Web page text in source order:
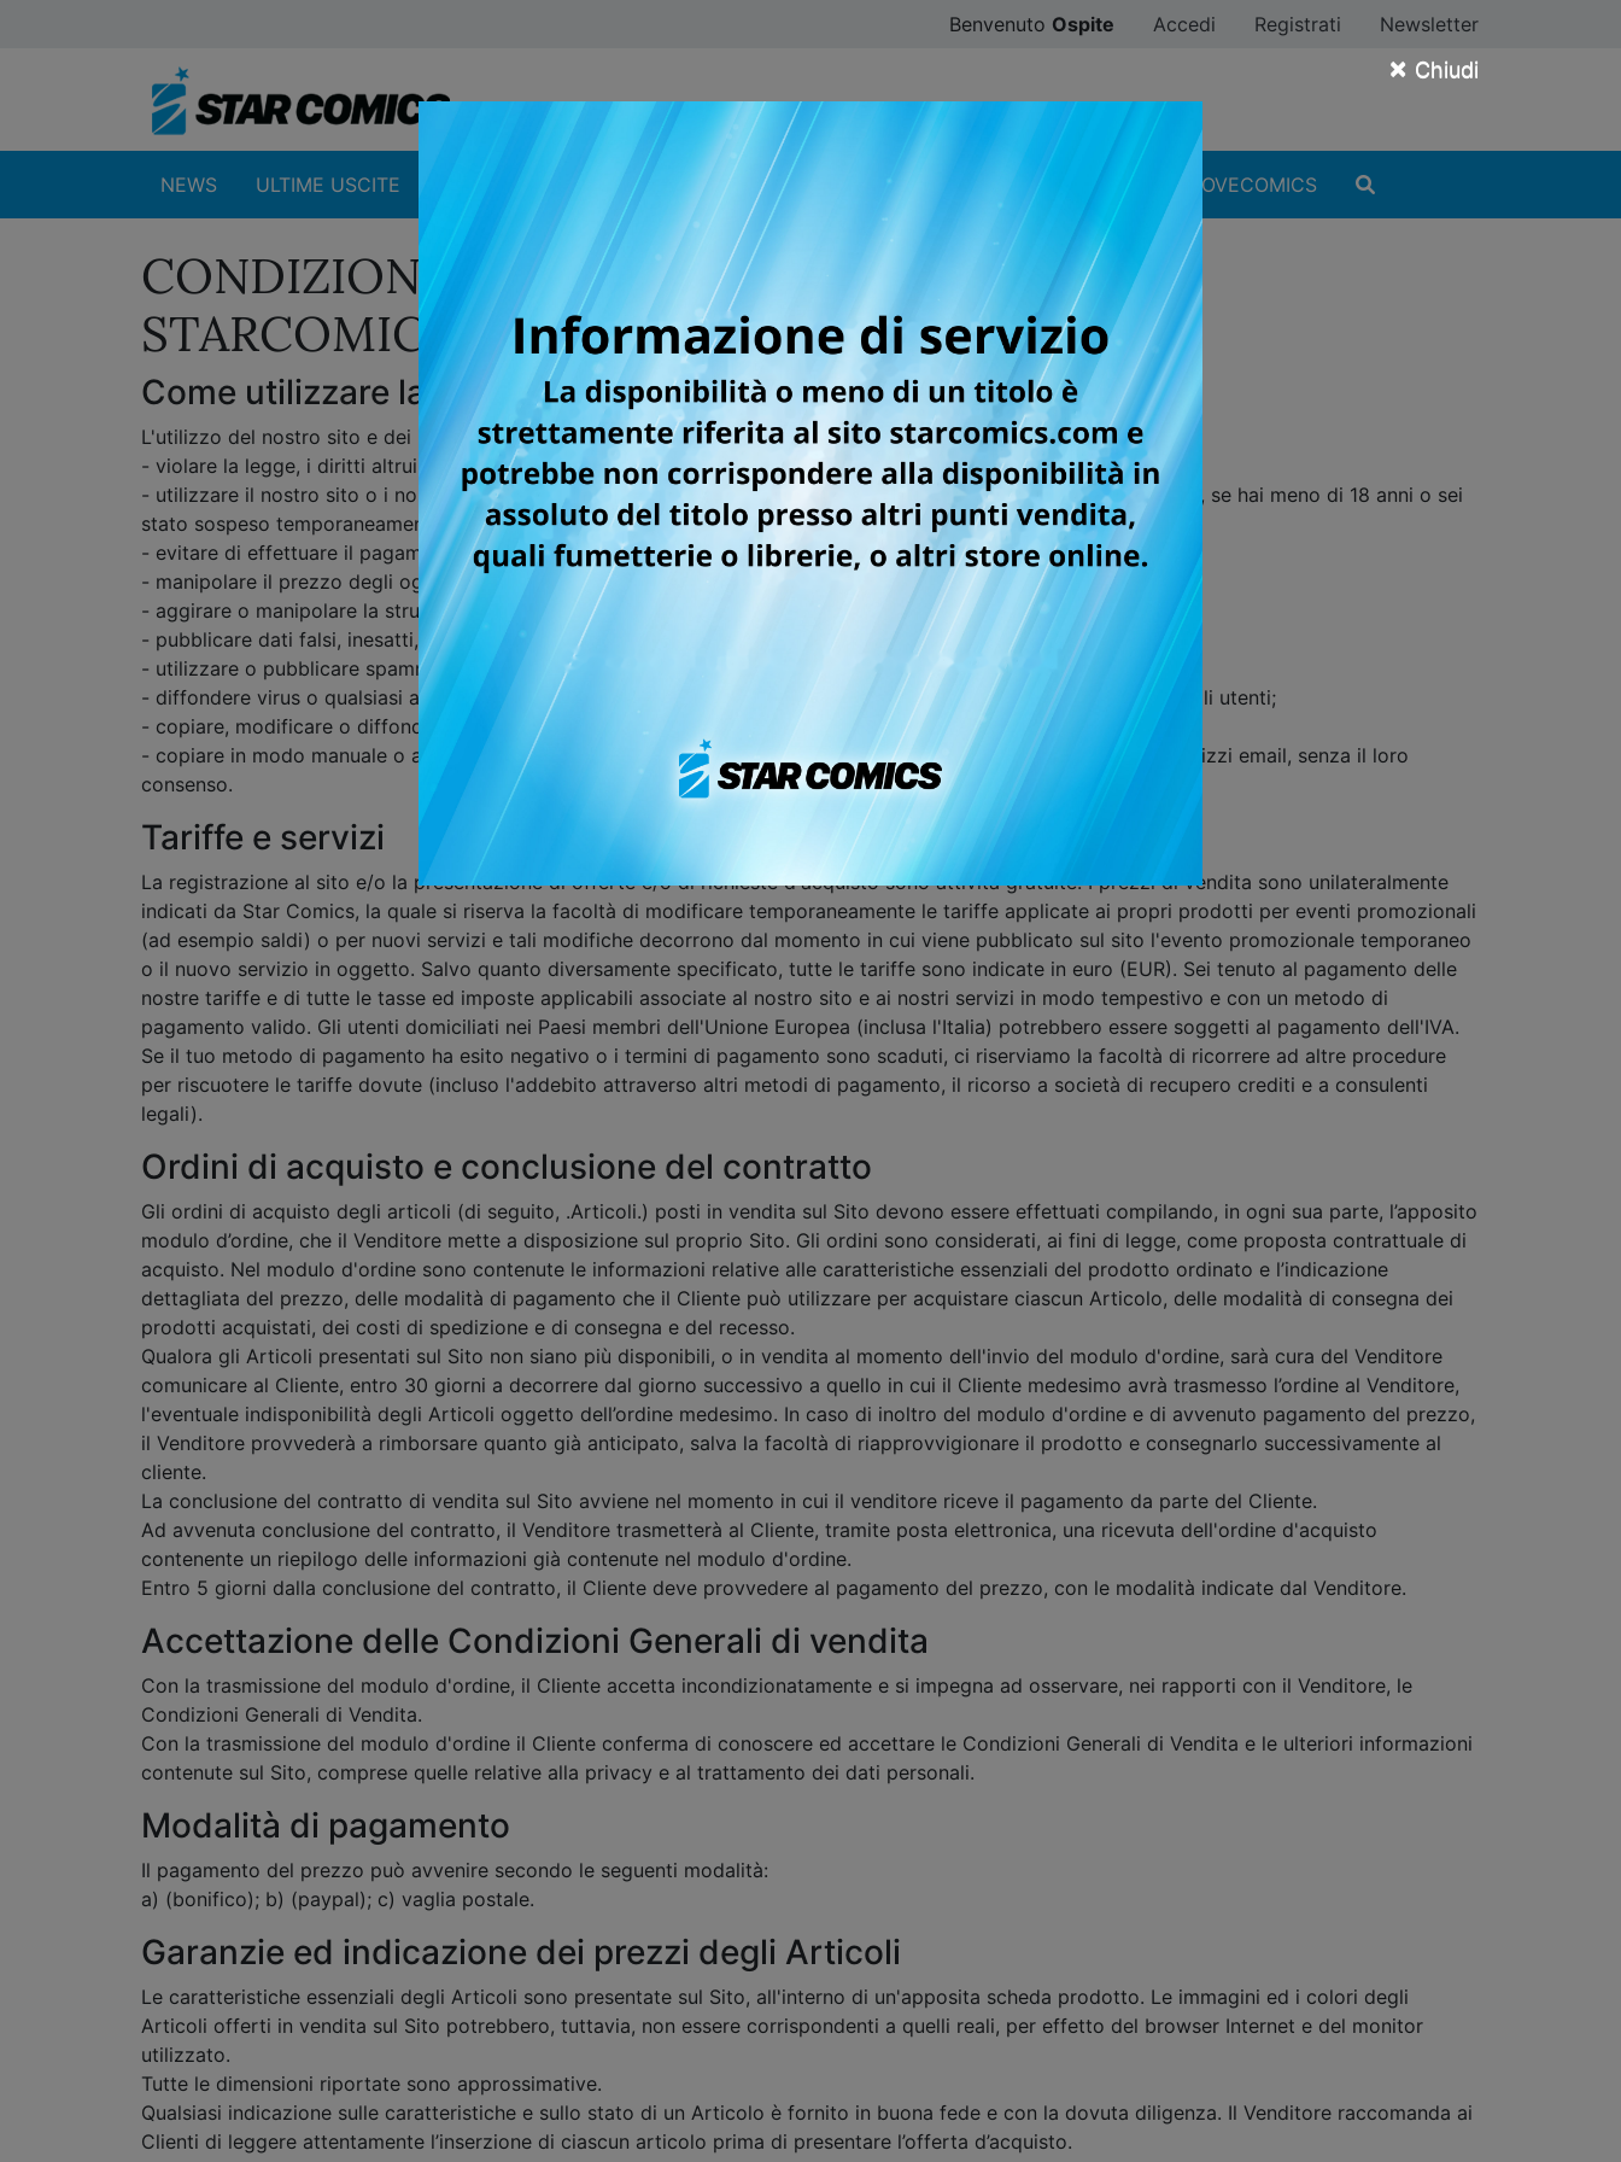
× Chiudi
Benvenuto Ospite Accedi Registrati Newsletter
NEWS ULTIME USCITE CATALOGO SFOGLIA ONLINE DIGISTAR #ILOVEMANGA #ILOVECOMICS
CONDIZIONI GENERALI DI VENDITA SITO
STARCOMICS.COM
Come utilizzare la piattaforma
L'utilizzo del nostro sito e dei nostri servizi comporta il divieto di:
- violare la legge, i diritti altrui o le nostre regole;
- utilizzare il nostro sito o i nostri servizi se non hai la capacità di agire e di stipulare contratti legalmente vincolanti, se hai meno di 18 anni o sei
stato sospeso temporaneamente o definitivamente dal nostro sito;
- evitare di effettuare il pagamento degli oggetti acquistati;
- manipolare il prezzo degli oggetti o interferire con le inserzioni di altri utenti;
- aggirare o manipolare la struttura delle tariffe, l'elaborazione della fatturazione o le tariffe dovute;
- pubblicare dati falsi, inesatti, fuorvianti, diffamatori o calunniosi (comprese le informazioni personali);
- utilizzare o pubblicare spamming, messaggi a catena o schemi di vendita piramidale;
- diffondere virus o qualsiasi altra tecnologia volta a danneggiare il sito oppure gli interessi o diritti di proprietà degli utenti;
- copiare, modificare o diffondere il contenuto del sito o i diritti di proprietà intellettuale e i marchi registrati;
- copiare in modo manuale o automatico o raccogliere in qualsiasi modo informazioni sugli utenti, compresi gli indirizzi email, senza il loro
consenso.
Tariffe e servizi
La registrazione al sito e/o la presentazione di offerte e/o di richieste d'acquisto sono attività gratuite. I prezzi di vendita sono unilateralmente
indicati da Star Comics, la quale si riserva la facoltà di modificare temporaneamente le tariffe applicate ai propri prodotti per eventi promozionali
(ad esempio saldi) o per nuovi servizi e tali modifiche decorrono dal momento in cui viene pubblicato sul sito l'evento promozionale temporaneo
o il nuovo servizio in oggetto. Salvo quanto diversamente specificato, tutte le tariffe sono indicate in euro (EUR). Sei tenuto al pagamento delle
nostre tariffe e di tutte le tasse ed imposte applicabili associate al nostro sito e ai nostri servizi in modo tempestivo e con un metodo di
pagamento valido. Gli utenti domiciliati nei Paesi membri dell'Unione Europea (inclusa l'Italia) potrebbero essere soggetti al pagamento dell'IVA.
Se il tuo metodo di pagamento ha esito negativo o i termini di pagamento sono scaduti, ci riserviamo la facoltà di ricorrere ad altre procedure
per riscuotere le tariffe dovute (incluso l'addebito attraverso altri metodi di pagamento, il ricorso a società di recupero crediti e a consulenti
legali).
Ordini di acquisto e conclusione del contratto
Gli ordini di acquisto degli articoli (di seguito, .Articoli.) posti in vendita sul Sito devono essere effettuati compilando, in ogni sua parte, l’apposito
modulo d’ordine, che il Venditore mette a disposizione sul proprio Sito. Gli ordini sono considerati, ai fini di legge, come proposta contrattuale di
acquisto. Nel modulo d'ordine sono contenute le informazioni relative alle caratteristiche essenziali del prodotto ordinato e l’indicazione
dettagliata del prezzo, delle modalità di pagamento che il Cliente può utilizzare per acquistare ciascun Articolo, delle modalità di consegna dei
prodotti acquistati, dei costi di spedizione e di consegna e del recesso.
Qualora gli Articoli presentati sul Sito non siano più disponibili, o in vendita al momento dell'invio del modulo d'ordine, sarà cura del Venditore
comunicare al Cliente, entro 30 giorni a decorrere dal giorno successivo a quello in cui il Cliente medesimo avrà trasmesso l’ordine al Venditore,
l'eventuale indisponibilità degli Articoli oggetto dell’ordine medesimo. In caso di inoltro del modulo d'ordine e di avvenuto pagamento del prezzo,
il Venditore provvederà a rimborsare quanto già anticipato, salva la facoltà di riapprovvigionare il prodotto e consegnarlo successivamente al
cliente.
La conclusione del contratto di vendita sul Sito avviene nel momento in cui il venditore riceve il pagamento da parte del Cliente.
Ad avvenuta conclusione del contratto, il Venditore trasmetterà al Cliente, tramite posta elettronica, una ricevuta dell'ordine d'acquisto
contenente un riepilogo delle informazioni già contenute nel modulo d'ordine.
Entro 5 giorni dalla conclusione del contratto, il Cliente deve provvedere al pagamento del prezzo, con le modalità indicate dal Venditore.
Accettazione delle Condizioni Generali di vendita
Con la trasmissione del modulo d'ordine, il Cliente accetta incondizionatamente e si impegna ad osservare, nei rapporti con il Venditore, le
Condizioni Generali di Vendita.
Con la trasmissione del modulo d'ordine il Cliente conferma di conoscere ed accettare le Condizioni Generali di Vendita e le ulteriori informazioni
contenute sul Sito, comprese quelle relative alla privacy e al trattamento dei dati personali.
Modalità di pagamento
Il pagamento del prezzo può avvenire secondo le seguenti modalità:
a) (bonifico); b) (paypal); c) vaglia postale.
Garanzie ed indicazione dei prezzi degli Articoli
Le caratteristiche essenziali degli Articoli sono presentate sul Sito, all'interno di un'apposita scheda prodotto. Le immagini ed i colori degli
Articoli offerti in vendita sul Sito potrebbero, tuttavia, non essere corrispondenti a quelli reali, per effetto del browser Internet e del monitor
utilizzato.
Tutte le dimensioni riportate sono approssimative.
Qualsiasi indicazione sulle caratteristiche e sullo stato di un Articolo è fornito in buona fede e con la dovuta diligenza. Il Venditore raccomanda ai
Clienti di leggere attentamente l’inserzione di ciascun articolo prima di presentare l’offerta d’acquisto.